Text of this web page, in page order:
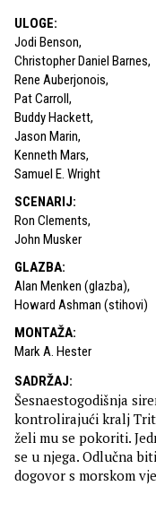
ULOGE:
Jodi Benson,
Christopher Daniel Barnes,
Rene Auberjonois,
Pat Carroll,
Buddy Hackett,
Jason Marin,
Kenneth Mars,
Samuel E. Wright
SCENARIJ:
Ron Clements,
John Musker
GLAZBA:
Alan Menken (glazba),
Howard Ashman (stihovi)
MONTAŽA:
Mark A. Hester
SADRŽAJ:
Šesnaestogodišnja
kontrolirajući kralj
želi mu se pokoriti.
se u njega. Odlučna
dogovor s morskom